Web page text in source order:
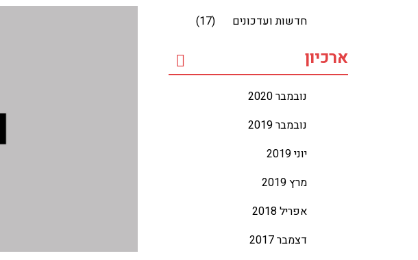
חדשות ועדכונים (17)
ארכיון
נובמבר 2020
נובמבר 2019
יוני 2019
מרץ 2019
אפריל 2018
דצמבר 2017